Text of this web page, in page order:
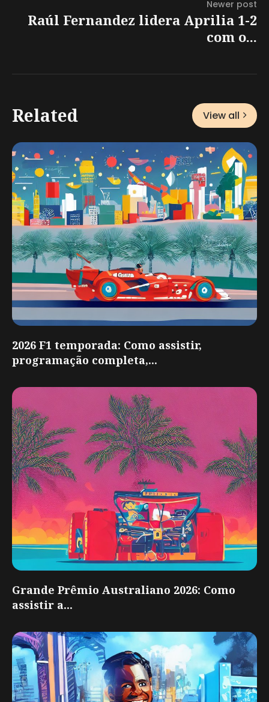
Newer post
Raúl Fernandez lidera Aprilia 1-2
com o...
Related View all
2026 F1 temporada: Como assistir,
programação completa,...
Grande Prêmio Australiano 2026: Como
assistir a...